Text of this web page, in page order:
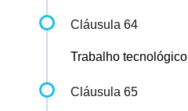
Cláusula 64
Trabalho tecnológico
Cláusula 65